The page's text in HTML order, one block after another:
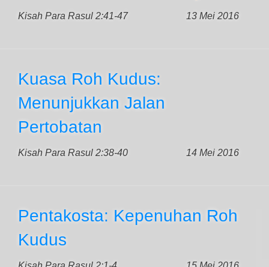
Kisah Para Rasul 2:41-47 13 Mei 2016
Kuasa Roh Kudus:
Menunjukkan Jalan
Pertobatan
Kisah Para Rasul 2:38-40 14 Mei 2016
Pentakosta: Kepenuhan Roh
Kudus